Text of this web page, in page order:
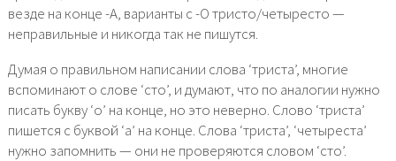
везде на конце -А, варианты с -О тристо/четыресто —
неправильные и никогда так не пишутся.
Думая о правильном написании слова ‘триста’, многие
вспоминают о слове ‘сто’, и думают, что по аналогии нужно
писать букву ‘о’ на конце, но это неверно. Слово ‘триста’
пишется с буквой ‘а’ на конце. Слова ‘триста’, ‘четыреста’
нужно запомнить — они не проверяются словом ‘сто’.